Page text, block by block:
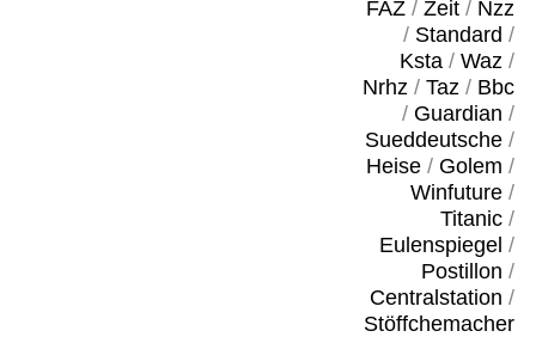
FAZ/ Zeit/ Nzz
/ Standard /
Ksta/ Waz/
Nrhz/ Taz/ Bbc
/ Guardian /
Sueddeutsche/
Heise/ Golem /
Winfuture/
Titanic/
Eulenspiegel /
Postillon /
Centralstation /
Stöffchemacher